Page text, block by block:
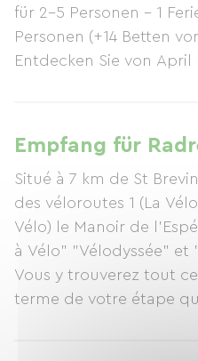
für 2–5 Personen – 1
Personen (+14 Betten
Entdecken Sie von April
Personen – Das Chalet
bis 3 Personen – Das
preiswertes
Den Mini-Campingplatz
preisbewusste
Camping lieben.
Empfang für
Situé à 7 km de St
des véloroutes 1 (La
Vélo) le Manoir de
à Vélo" "Vélodyssée" et
Vous y trouverez tout
terme de votre étape